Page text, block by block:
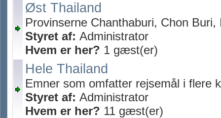
Øst Thailand
Provinserne Chanthaburi, Chon Buri,
Styret af: Administrator
Hvem er her? 1 gæst(er)
Hele Thailand
Emner som omfatter rejsemål i flere
Styret af: Administrator
Hvem er her? 11 gæst(er)